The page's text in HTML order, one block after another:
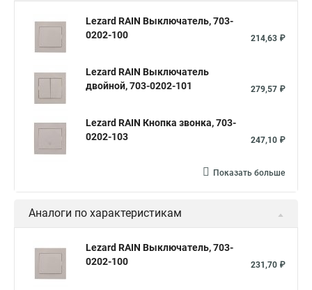
Lezard RAIN Выключатель, 703-
0202-100
214,63 ₽
Lezard RAIN Выключатель
двойной, 703-0202-101
279,57 ₽
Lezard RAIN Кнопка звонка, 703-
0202-103
247,10 ₽
Показать больше
Аналоги по характеристикам
Lezard RAIN Выключатель, 703-
0202-100
231,70 ₽